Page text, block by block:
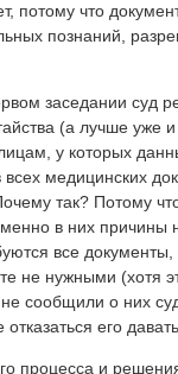
потому что
познаний,
заседании суд
(а лучше уже
у которых
медицинских
так? Потому
в них причины
все
не нужными (хотя
сообщили о них
его
процесса и